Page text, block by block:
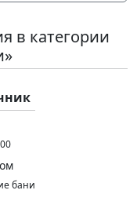
в категории
бани